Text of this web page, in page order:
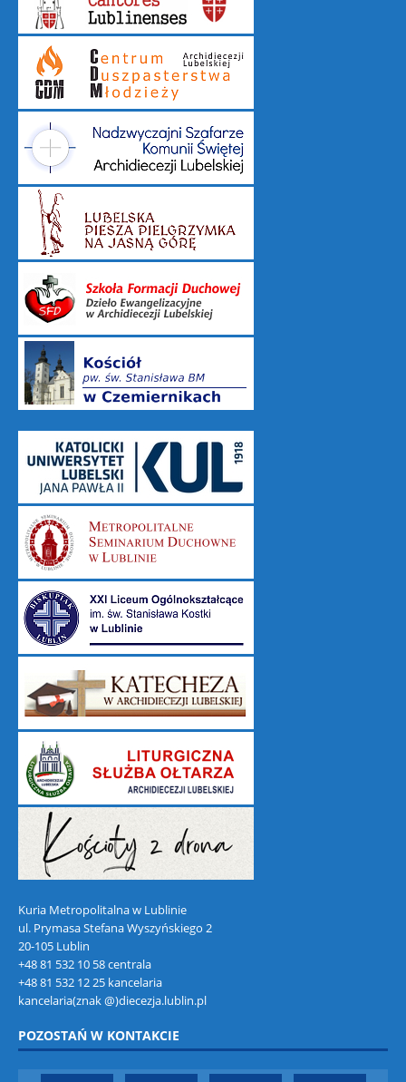
Kuria Metropolitalna w Lublinie
ul. Prymasa Stefana Wyszyńskiego 2
20-105 Lublin
+48 81 532 10 58 centrala
+48 81 532 12 25 kancelaria
kancelaria(znak @)diecezja.lublin.pl
POZOSTAŃ W KONTAKCIE